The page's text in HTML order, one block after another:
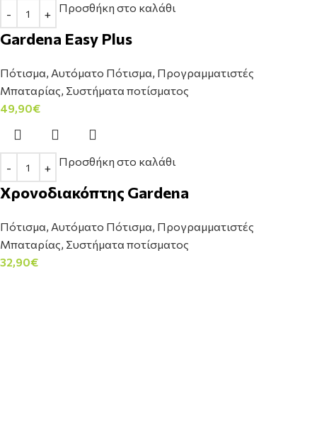
Προσθήκη στο καλάθι
Gardena Easy Plus
Πότισμα, Αυτόματο Πότισμα, Προγραμματιστές
Μπαταρίας, Συστήματα ποτίσματος
49,90€
Προσθήκη στο καλάθι
Χρονοδιακόπτης Gardena
Πότισμα, Αυτόματο Πότισμα, Προγραμματιστές
Μπαταρίας, Συστήματα ποτίσματος
32,90€